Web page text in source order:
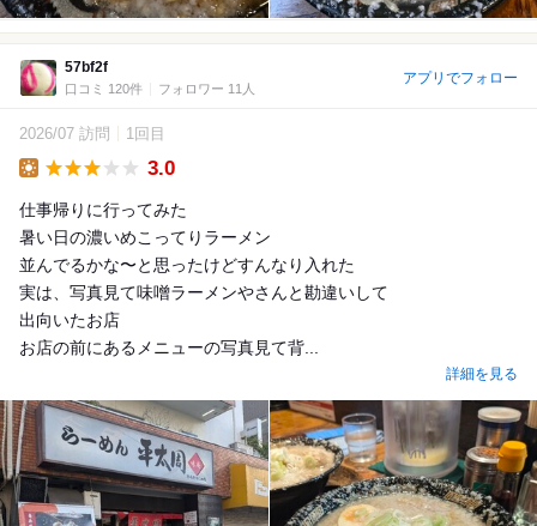
57bf2f
口コミ 120件 フォロワー 11人
アプリでフォロー
2026/07 訪問 1回目
3.0
仕事帰りに行ってみた
暑い日の濃いめこってりラーメン
並んでるかな〜と思ったけどすんなり入れた
実は、写真見て味噌ラーメンやさんと勘違いして
出向いたお店
お店の前にあるメニューの写真見て背...
詳細を見る